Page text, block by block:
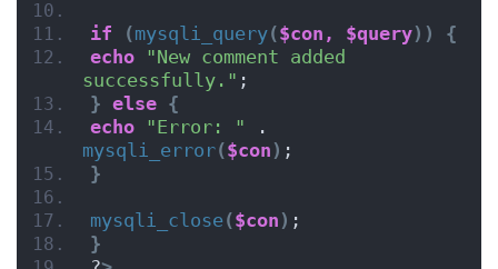
if (mysqli_query($con, $query))
{
echo "New comment added
successfully." ;
} else {
echo "Error: "
mysqli_error($con ) ;
}
mysqli_close($con ) ;
}